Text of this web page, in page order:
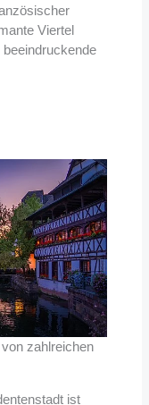
Viertel
zahlreichen
ist